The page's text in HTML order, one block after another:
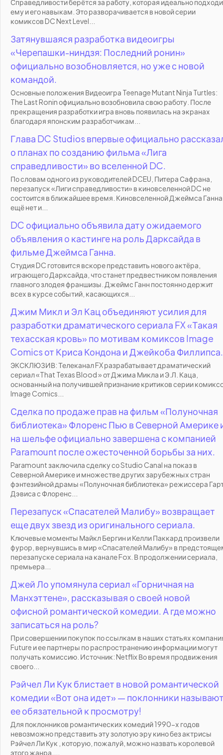
Справедливости берётся за работу, которая идеально
ему и его навыкам. Это разворачивается в новой серии
комиксов DC Next Level...
Затянувшаяся разработка видеоигры
«Черепашки-ниндзя: Последний ронин»
официально возобновляется, но уже с новой
командой.
Основные положения Видеоигра Teenage Mutant Ninja Turtles:
The Last Ronin официально возобновила свою работу. После
прекращения разработки игра вновь появилась на экранах
благодаря японским разработчикам...
Глава DC Studios впервые официально
о планах по созданию фильма «Лига
справедливости» во вселенной DC.
По словам одного из руководителей DCEU, Питера Сафрана,
перезапуск «Лиги справедливости» в киновселенной DC не
состоится в ближайшее время. Киновселенной Джеймса Ганна
ещё нет и...
DC официально объявила дату ожидаемого
объявления о кастинге на роль Дарксайда в
фильме Джеймса Ганна.
Студия DC готовится вскоре представить нового актёра,
играющего Дарксайда, что станет предвестником появления
главного злодея франшизы. Джеймс Ганн постоянно держит
всех в курсе событий, касающихся...
Джим Микл и Эл Кац объединяют усилия для
разработки драматического сериала FX «Такая
техасская кровь» по мотивам комиксов Image
Comics от Криса Кондона и Джейкоба Филлипса.
ЭКСКЛЮЗИВ: Телеканал FX разрабатывает драматический
сериал «That Texas Blood » от Джима Микла и Э.Л. Каца,
основанный на получившей признание критиков серии
Image Comics...
Сделка по продаже прав на фильм «Полуночная
библиотека» Флоренс Пью в Северной Америке
на шельфе официально завершена с компанией
Paramount после ожесточенной борьбы за них.
Paramount заключила сделку со Studio Canal на показ в
Северной Америке и множестве других зарубежных стран
фэнтезийной драмы «Полуночная библиотека» режиссера
Дэвиса с Флоренс...
Перезапуск «Спасателей Малибу» возвращает
еще двух звезд из оригинального сериала.
Ключевые моменты Майкл Бергин и Келли Паккард произвели
фурор, вернувшись в мир «Спасателей Малибу» в
перезапуске сериала на канале Fox. В продолжении сериала,
премьера...
Джей Ло упомянула сериал «Горничная на
Манхэттене», рассказывая о своей новой
офисной романтической комедии. А где можно
записаться на роль?
При совершении покупок по ссылкам в наших статьях
Future и ее партнеры по распространению информации могут
получать комиссию. Источник: Netflix Во время продвижения
своего...
Рэйчел Ли Кук блистает в новой романтической
комедии «Вот она идет» — поклонники
ее обязательной к просмотру!
Для поклонников романтических комедий 1990-х годов
невозможно представить эту золотую эру кино без актрисы
Рэйчел Ли Кук , которую, пожалуй, можно назвать королевой
этого жанра....